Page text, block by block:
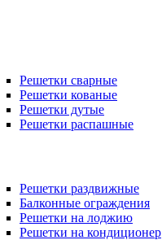
Решетки сварные
Решетки кованые
Решетки дутые
Решетки распашные
Решетки раздвижные
Балконные ограждения
Решетки на лоджию
Решетки на кондиционер